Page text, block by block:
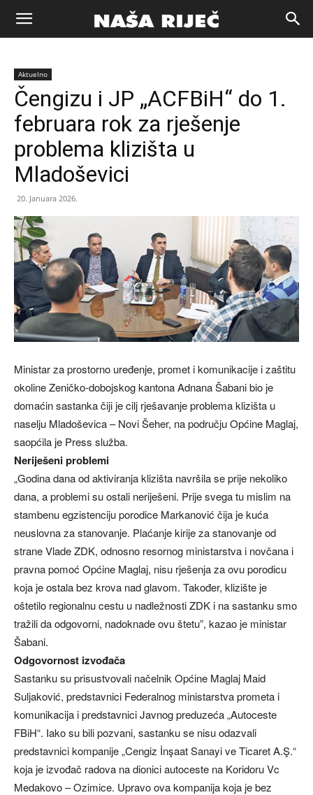
Naša
riječ
Aktuelno
Čengizu i JP „ACFBiH“ do 1.
februara rok za rješenje
problema klizišta u
Mladoševici
20. Januara 2026.
Ministar za prostorno uređenje, promet i komunikacije i zaštitu
okoline Zeničko-dobojskog kantona Adnana Šabani bio je
domaćin sastanka čiji je cilj rješavanje problema klizišta u
naselju Mladoševica – Novi Šeher, na području Općine Maglaj,
saopćila je Press služba.
Neriješeni problemi
„Godina dana od aktiviranja klizišta navršila se prije nekoliko
dana, a problemi su ostali neriješeni. Prije svega tu mislim na
stambenu egzistenciju porodice Markanović čija je kuća
neuslovna za stanovanje. Plaćanje kirije za stanovanje od
strane Vlade ZDK, odnosno resornog ministarstva i novčana i
pravna pomoć Općine Maglaj, nisu rješenja za ovu porodicu
koja je ostala bez krova nad glavom. Također, klizište je
oštetilo regionalnu cestu u nadležnosti ZDK i na sastanku smo
tražili da odgovorni, nadoknade ovu štetu”, kazao je ministar
Šabani.
Odgovornost izvođača
Sastanku su prisustvovali načelnik Općine Maglaj Maid
Suljaković, predstavnici Federalnog ministarstva prometa i
komunikacija i predstavnici Javnog preduzeća „Autoceste
FBiH“. Iako su bili pozvani, sastanku se nisu odazvali
predstavnici kompanije „Cengiz İnşaat Sanayi ve Ticaret A.Ş.“
koja je izvođač radova na dionici autoceste na Koridoru Vc
Medakovo – Ozimice. Upravo ova kompanija koja je bez